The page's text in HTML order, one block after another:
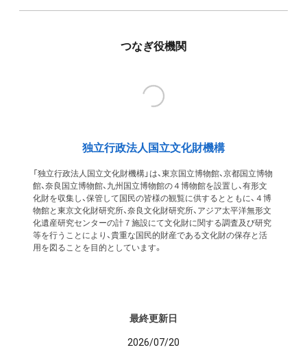
つなぎ役機関
独立行政法人国立文化財機構
「独立行政法人国立文化財機構」は、東京国立博物館、京都国立博物
館、奈良国立博物館、九州国立博物館の４博物館を設置し、有形文
化財を収集し、保管して国民の皆様の観覧に供するとともに、４博
物館と東京文化財研究所、奈良文化財研究所、アジア太平洋無形文
化遺産研究センターの計７施設にて文化財に関する調査及び研究
等を行うことにより、貴重な国民的財産である文化財の保存と活
用を図ることを目的としています。
最終更新日
2026/07/20